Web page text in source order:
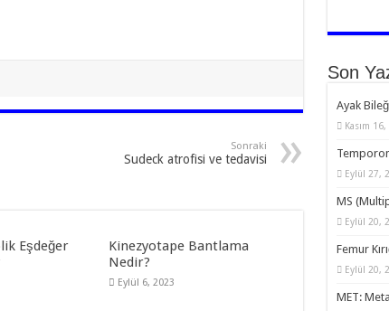
Sonraki
Sudeck atrofisi ve tedavisi
Eşdeğer
Kinezyotape Bantlama
Nedir?
Eylül 6, 2023
Son
Ayak
Kasım
Eylül 27,
MS
Eylül 20,
Femur
Eylül 20,
MET: